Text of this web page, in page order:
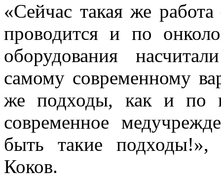
«Сейчас такая же
проводится и по
оборудования
самому современному
же подходы, как и по
современное
быть такие
Коков.